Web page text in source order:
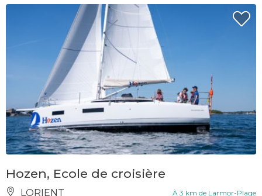
Hozen, Ecole de croisière
LORIENT À 3 km de Larmor-Plage